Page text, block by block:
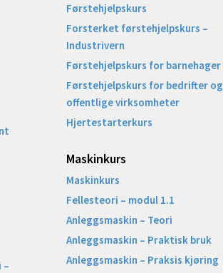
–
Førstehjelpskurs
Forsterket førstehjelpskurs –
Industrivern
Førstehjelpskurs for barnehager
Førstehjelpskurs for bedrifter og
offentlige virksomheter
Hjertestarterkurs
Maskinkurs
Maskinkurs
Fellesteori – modul 1.1
Anleggsmaskin – Teori
Anleggsmaskin – Praktisk bruk
Anleggsmaskin – Praksis kjøring